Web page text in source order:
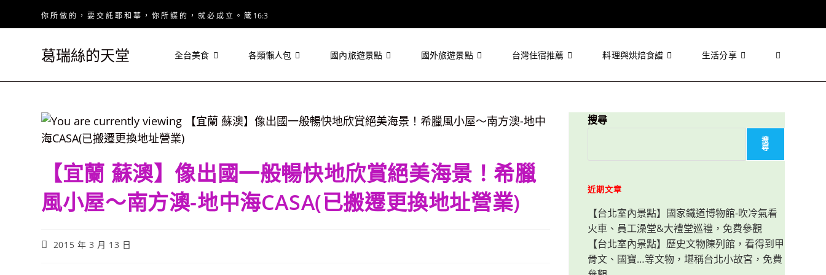
你 所 做 的 ， 要 交 託 耶 和 華 ， 你 所 謀 的 ， 就 必 成 立 。 箴 16:3
葛瑞絲的天堂 全台美食 各類懶人包 國內旅遊景點 國外旅遊景點 台灣住宿推薦 料理與烘焙食譜 生活分享 Toggle
search
【宜蘭 蘇澳】像出國一般暢快地欣賞絕美海景！希臘
風小屋～南方澳-地中海CASA(已搬遷更換地址營業)
Post2015 年 3 月 13 日
搜尋
搜
尋
近期文章
【台北室內景點】國家鐵道博物館-吹冷氣看
火車、員工澡堂&大禮堂巡禮，免費參觀
【台北室內景點】歷史文物陳列館，看得到甲
骨文、國寶…等文物，堪稱台北小故宮，免費